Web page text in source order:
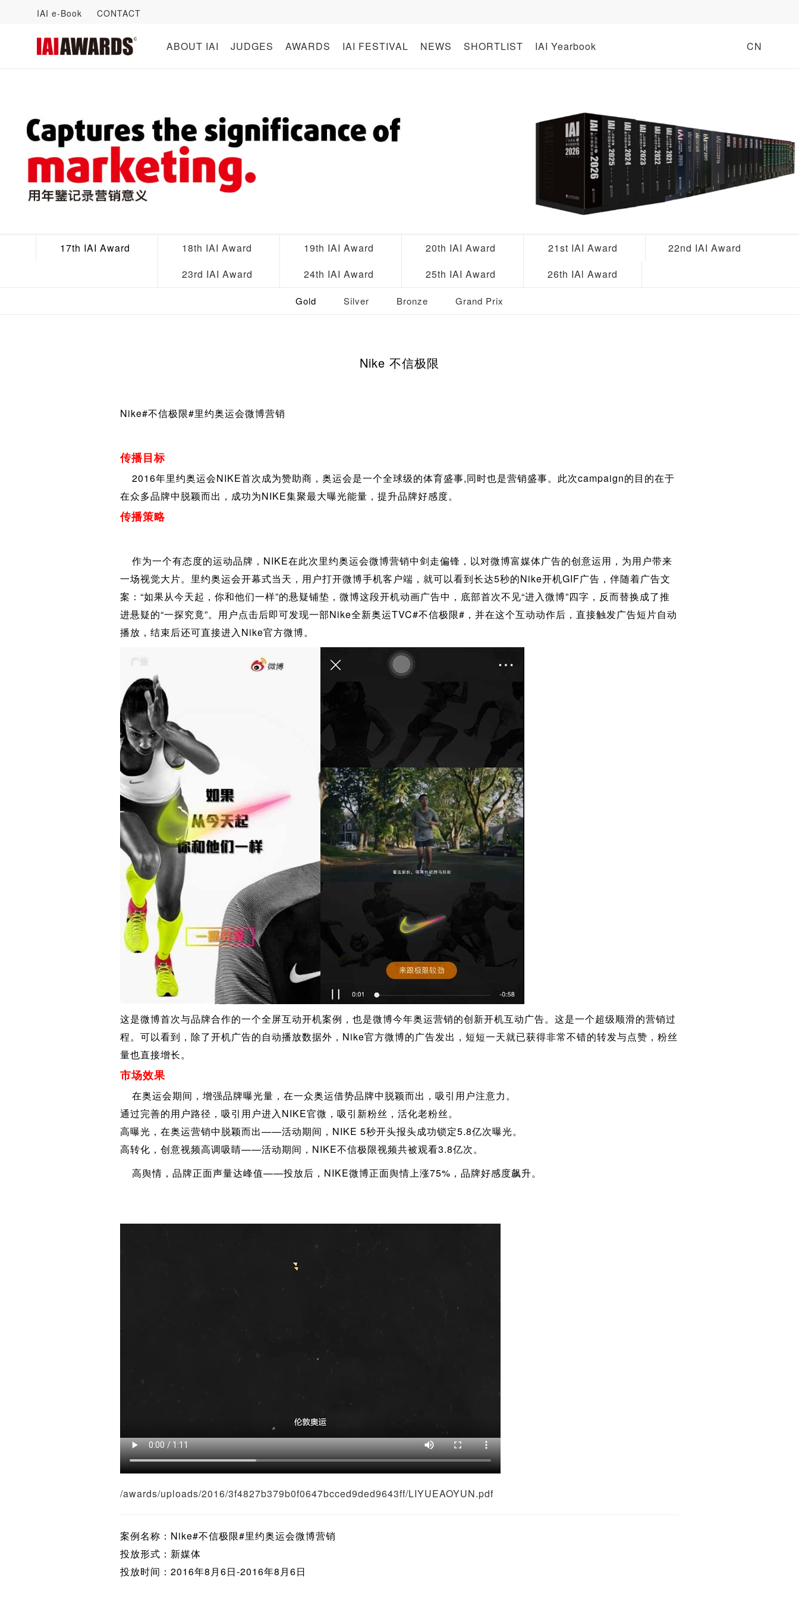
IAI e-Book CONTACT
ABOUT IAI JUDGES AWARDS IAI FESTIVAL NEWS SHORTLIST IAI Yearbook CN
17th IAI Award 18th IAI Award 19th IAI Award 20th IAI Award 21st IAI Award
22nd IAI Award
23rd IAI Award
24th IAI Award 25th IAI Award 26th IAl Award
Gold Silver Bronze Grand Prix
Nike 不信极限
Nike#不信极限#里约奥运会微博营销
传播目标
2016年里约奥运会NIKE首次成为赞助商，奥运会是一个全球级的体育盛事,同时也是营销盛事。此次campaign的目的在于
在众多品牌中脱颖而出，成功为NIKE集聚最大曝光能量，提升品牌好感度。
传播策略
作为一个有态度的运动品牌，NIKE在此次里约奥运会微博营销中剑走偏锋，以对微博富媒体广告的创意运用，为用户带来
一场视觉大片。里约奥运会开幕式当天，用户打开微博手机客户端，就可以看到长达5秒的Nike开机GIF广告，伴随着广告文
案：“如果从今天起，你和他们一样”的悬疑铺垫，微博这段开机动画广告中，底部首次不见“进入微博”四字，反而替换成了推
进悬疑的“一探究竟”。用户点击后即可发现一部Nike全新奥运TVC#不信极限#，并在这个互动动作后，直接触发广告短片自动
播放，结束后还可直接进入Nike官方微博。
这是微博首次与品牌合作的一个全屏互动开机案例，也是微博今年奥运营销的创新开机互动广告。这是一个超级顺滑的营销过
程。可以看到，除了开机广告的自动播放数据外，Nike官方微博的广告发出，短短一天就已获得非常不错的转发与点赞，粉丝
量也直接增长。
市场效果
在奥运会期间，增强品牌曝光量，在一众奥运借势品牌中脱颖而出，吸引用户注意力。
通过完善的用户路径，吸引用户进入NIKE官微，吸引新粉丝，活化老粉丝。
高曝光，在奥运营销中脱颖而出——活动期间，NIKE 5秒开头报头成功锁定5.8亿次曝光。
高转化，创意视频高调吸睛——活动期间，NIKE不信极限视频共被观看3.8亿次。
高舆情，品牌正面声量达峰值——投放后，NIKE微博正面舆情上涨75%，品牌好感度飙升。
/awards/uploads/2016/3f4827b379b0f0647bcced9ded9643ff/LIYUEAOYUN.pdf
案例名称：Nike#不信极限#里约奥运会微博营销
投放形式：新媒体
投放时间：2016年8月6日-2016年8月6日